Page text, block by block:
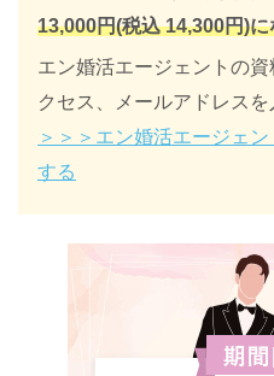
13,000円(税込 14,300円)
エン婚活エージェントの
クセス、メールアドレスを
＞＞＞エン婚活エージェ
する